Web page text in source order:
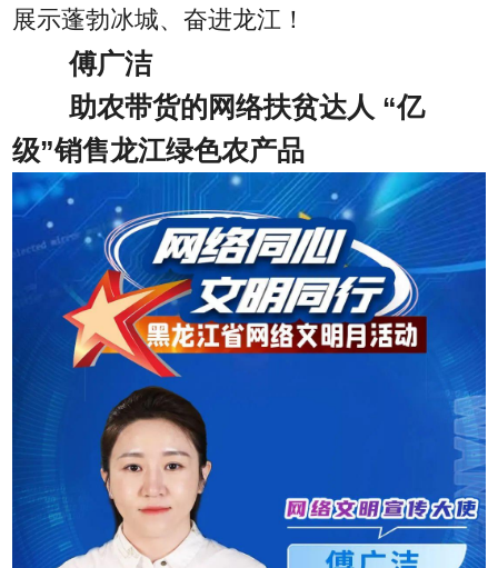
展示蓬勃冰城、奋进龙江！
傅广洁
助农带货的网络扶贫达人 “亿
级”销售龙江绿色农产品